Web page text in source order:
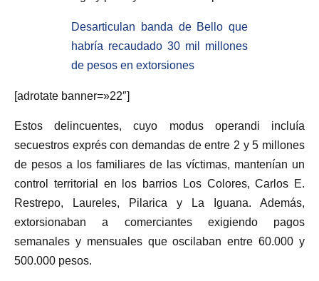
Desarticulan banda de Bello que
habría recaudado 30 mil millones
de pesos en extorsiones
[adrotate banner=»22″]
Estos delincuentes, cuyo modus operandi incluía
secuestros exprés con demandas de entre 2 y 5 millones
de pesos a los familiares de las víctimas, mantenían un
control territorial en los barrios Los Colores, Carlos E.
Restrepo, Laureles, Pilarica y La Iguana. Además,
extorsionaban a comerciantes exigiendo pagos
semanales y mensuales que oscilaban entre 60.000 y
500.000 pesos.